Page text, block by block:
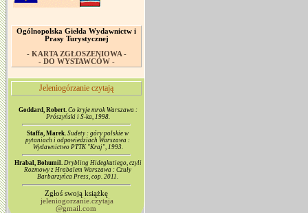
Ogólnopolska Giełda Wydawnictw i
Prasy Turystycznej
- KARTA ZGŁOSZENIOWA -
- DO WYSTAWCÓW -
Jeleniogórzanie czytają
Goddard, Robert. Co kryje mrok Warszawa :
Prószyński i S-ka, 1998.
Staffa, Marek. Sudety : góry polskie w
pytaniach i odpowiedziach Warszawa :
Wydawnictwo PTTK "Kraj", 1993.
Hrabal, Bohumil. Drybling Hidegkutiego, czyli
Rozmowy z Hrabalem Warszawa : Czuły
Barbarzyńca Press, cop. 2011.
Zgłoś swoją książkę
jeleniogorzanie.czytaja
@gmail.com